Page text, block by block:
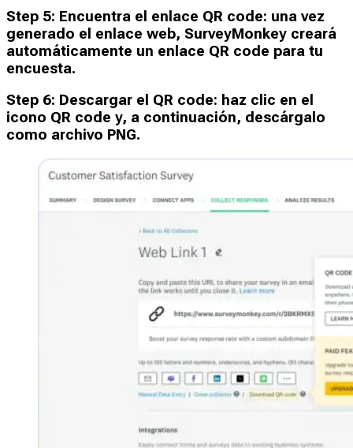
Step 5: Encuentra el enlace QR code: una vez
generado el enlace web, SurveyMonkey creará
automáticamente un enlace QR code para tu
encuesta.
Step 6: Descargar el QR code: haz clic en el
icono QR code y, a continuación, descárgalo
como archivo PNG.